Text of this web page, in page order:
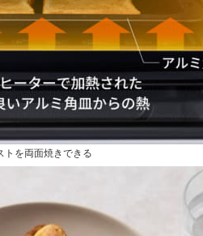
トを両面焼きできる